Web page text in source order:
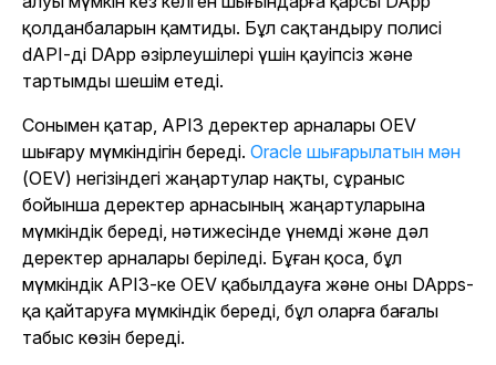
қолданбаларын қамтиды. Бұл сақтандыру полисі
dAPI-ді DApp әзірлеушілері үшін қауіпсіз және
тартымды шешім етеді.
Сонымен қатар, API3 деректер арналары OEV
шығару мүмкіндігін береді. Oracle шығарылатын мән
(OEV) негізіндегі жаңартулар нақты, сұраныс
бойынша деректер арнасының жаңартуларына
мүмкіндік береді, нәтижесінде үнемді және дәл
деректер арналары беріледі. Бұған қоса, бұл
мүмкіндік API3-ке OEV қабылдауға және оны DApps-
қа қайтаруға мүмкіндік береді, бұл оларға бағалы
табыс көзін береді.